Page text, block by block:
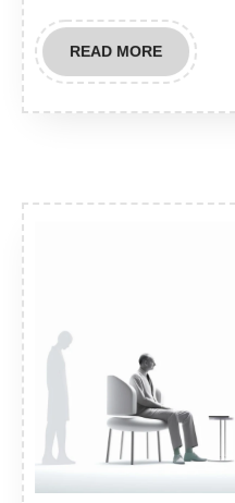
READ MOREREAD
MORE